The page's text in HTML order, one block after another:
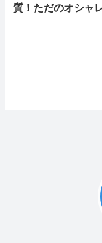
質！ただのオシャ